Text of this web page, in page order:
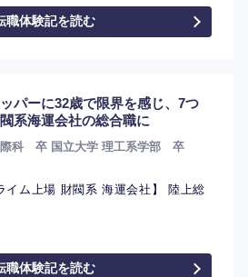
職体験記を読む
パーに32歳で限界を感じ、7つ
系海運会社の総合職に
際科 卒 国立大学 理工系学部 卒
イム上場 財閥系 海運会社】 陸上総
職体験記を読む